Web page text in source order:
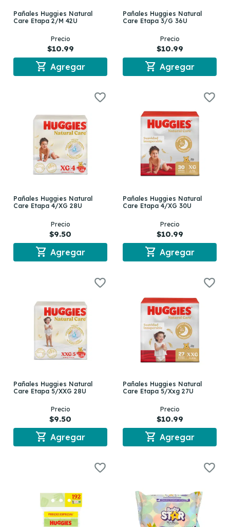
Pañales Huggies Natural
Care Etapa 2/M 42U
Precio
$10.99
shopping_cart Agregar
Pañales Huggies Natural
Care Etapa 3/G 36U
Precio
$10.99
shopping_cart Agregar
Pañales Huggies Natural
Care Etapa 4/XG 28U
Precio
$9.50
shopping_cart Agregar
Pañales Huggies Natural
Care Etapa 4/XG 30U
Precio
$10.99
shopping_cart Agregar
Pañales Huggies Natural
Care Etapa 5/XXG 28U
Precio
$9.50
shopping_cart Agregar
Pañales Huggies Natural
Care Etapa 5/Xxg 27U
Precio
$10.99
shopping_cart Agregar